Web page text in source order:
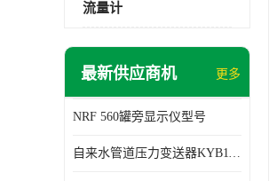
流量计
最新供应商机 更多
NRF 560罐旁显示仪型号
自来水管道压力变送器KYB11G03M2型号 使用方便